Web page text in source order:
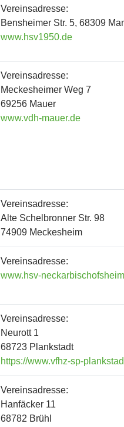
Vereinsadresse:
Bensheimer Str. 5, 68309
www.hsv1950.de
Vereinsadresse:
Meckesheimer Weg 7
69256 Mauer
www.vdh-mauer.de
Vereinsadresse:
Alte Schelbronner Str. 98
74909 Meckesheim
Vereinsadresse:
www.hsv-
Vereinsadresse:
Neurott 1
68723 Plankstadt
https://www.vfhz-sp-
Vereinsadresse:
Hanfäcker 11
68782 Brühl